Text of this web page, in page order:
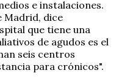
e instalaciones.
Madrid, dice
que tiene una
de agudos es el
seis centros
para crónicos".